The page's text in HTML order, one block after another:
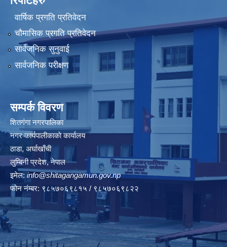
वार्षिक प्रगति प्रतिवेदन
चौमासिक प्रगति प्रतिवेदन
सार्वजनिक सुनुवाई
सार्वजनिक परीक्षण
सम्पर्क विवरण
शितगंगा नगरपालिका
नगर कार्यपालीकाकाे कार्यालय
ठाडा, अर्घाखाँची
लुम्बिनी प्रदेश, नेपाल
इमेल: info@shitagangamun.gov.np
फोन नंम्बर: ९८५७०६९८१५ / ९८५७०६९८२२